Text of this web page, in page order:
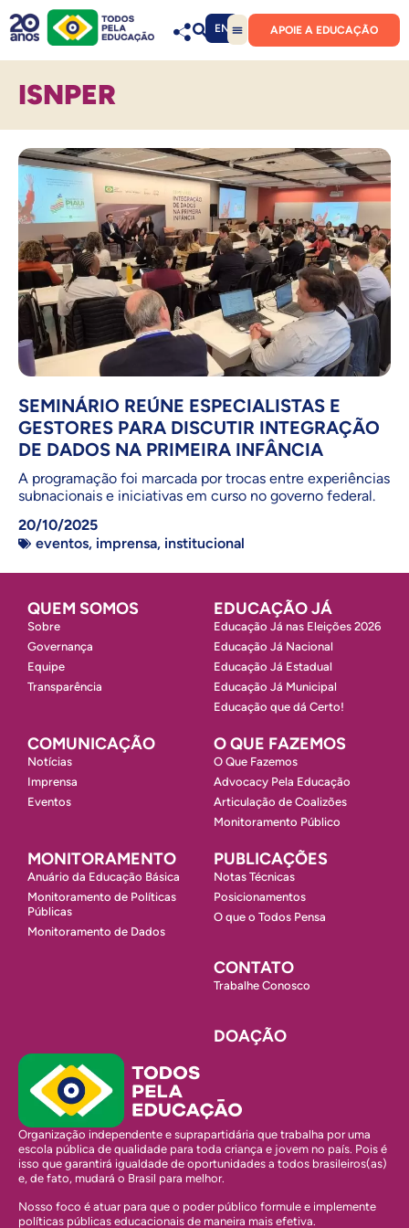
EN APOIE A EDUCAÇÃO
ISNPER
SEMINÁRIO REÚNE ESPECIALISTAS E
GESTORES PARA DISCUTIR INTEGRAÇÃO
DE DADOS NA PRIMEIRA INFÂNCIA
A programação foi marcada por trocas entre experiências
subnacionais e iniciativas em curso no governo federal.
20/10/2025
eventos, imprensa, institucional
QUEM SOMOS
Sobre
Governança
Equipe
Transparência
EDUCAÇÃO JÁ
Educação Já nas Eleições 2026
Educação Já Nacional
Educação Já Estadual
Educação Já Municipal
Educação que dá Certo!
COMUNICAÇÃO
Notícias
Imprensa
Eventos
O QUE FAZEMOS
O Que Fazemos
Advocacy Pela Educação
Articulação de Coalizões
Monitoramento Público
MONITORAMENTO
Anuário da Educação Básica
Monitoramento de Políticas
Públicas
Monitoramento de Dados
PUBLICAÇÕES
Notas Técnicas
Posicionamentos
O que o Todos Pensa
CONTATO
Trabalhe Conosco
DOAÇÃO
Organização independente e suprapartidária que trabalha por uma
escola pública de qualidade para toda criança e jovem no país. Pois é
isso que garantirá igualdade de oportunidades a todos brasileiros(as)
e, de fato, mudará o Brasil para melhor.
Nosso foco é atuar para que o poder público formule e implemente
políticas públicas educacionais de maneira mais efetiva.